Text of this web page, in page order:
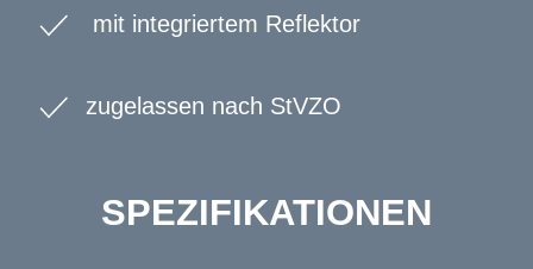
mit integriertem Reflektor
zugelassen nach StVZO
SPEZIFIKATIONEN